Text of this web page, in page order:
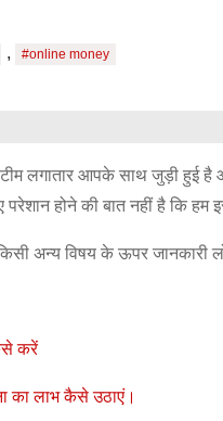
, #online money
लगातार आपके साथ जुड़ी
परेशान होने की बात नहीं है कि
अन्य विषय के ऊपर जानकारी
करें
का लाभ कैसे उठाएं।